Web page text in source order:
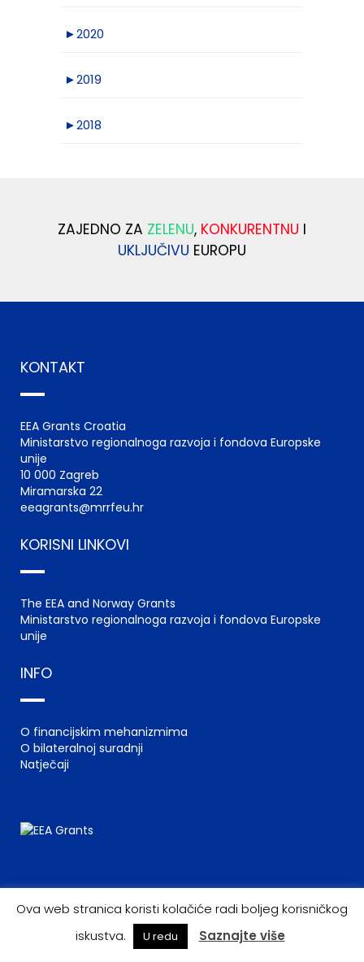
►2020
►2019
►2018
ZAJEDNO ZA ZELENU, KONKURENTNU I
UKLJUČIVU EUROPU
KONTAKT
EEA Grants Croatia
Ministarstvo regionalnoga razvoja i fondova Europske
unije
10 000 Zagreb
Miramarska 22
eeagrants@mrrfeu.hr
KORISNI LINKOVI
The EEA and Norway Grants
Ministarstvo regionalnoga razvoja i fondova Europske
unije
INFO
O financijskim mehanizmima
O bilateralnoj suradnji
Natječaji
© 2022 EEA GRANTS – NORWAY GRANTS |UVJETI KORIŠTENJA
Ova web stranica koristi kolačiće radi boljeg korisničkog
iskustva.
U redu Saznajte više